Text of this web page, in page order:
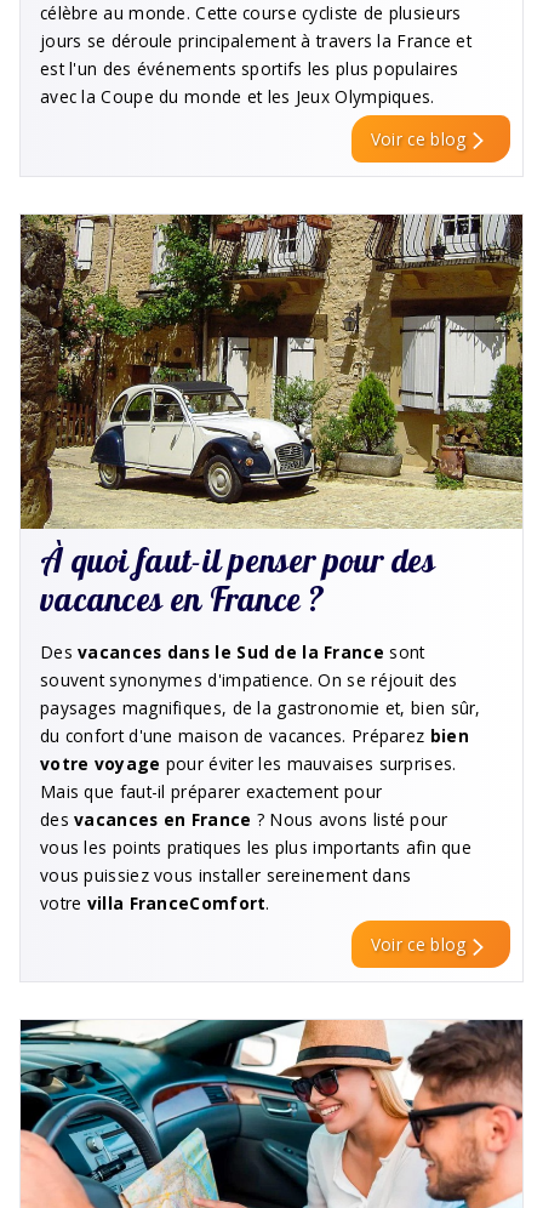
célèbre au monde. Cette course cycliste de plusieurs
jours se déroule principalement à travers la France et
est l'un des événements sportifs les plus populaires
avec la Coupe du monde et les Jeux Olympiques.
Voir ce blog
À quoi faut-il penser pour des
vacances en France ?
Desvacances dans le Sud de la France sont
souvent synonymes d'impatience. On se réjouit des
paysages magnifiques, de la gastronomie et, bien sûr,
du confort d'une maison de vacances. Préparez bien
votre voyage pour éviter les mauvaises surprises.
Mais que faut-il préparer exactement pour
desvacances en France ? Nous avons listé pour
vous les points pratiques les plus importants afin que
vous puissiez vous installer sereinement dans
votre villa FranceComfort.
Voir ce blog